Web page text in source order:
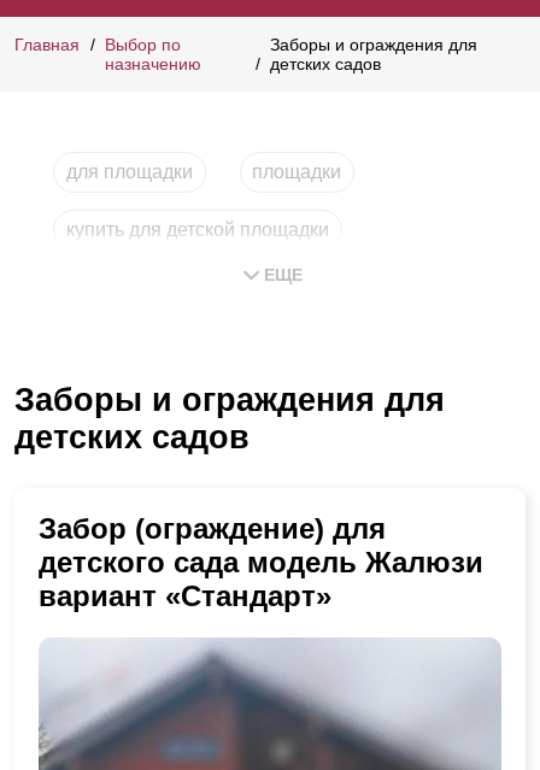
Главная
Выбор по
назначению
Заборы и ограждения для
детских садов
для площадки площадки
купить для детской площадки
купить для детских площадок
ЕЩЕ
Заборы и ограждения для
детских садов
Забор (ограждение) для
детского сада модель Жалюзи
вариант «Стандарт»